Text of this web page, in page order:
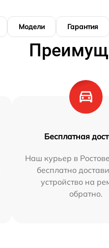
Модели Гарантия
Бесплатная
Наш курьер в
бесплатно
устройство на
обратно.